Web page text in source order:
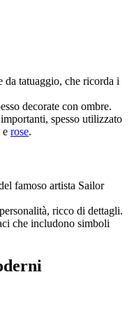
da tatuaggio, che ricorda i
decorate con ombre.
spesso utilizzato
e rose.
famoso artista Sailor
ricco di dettagli.
che includono simboli